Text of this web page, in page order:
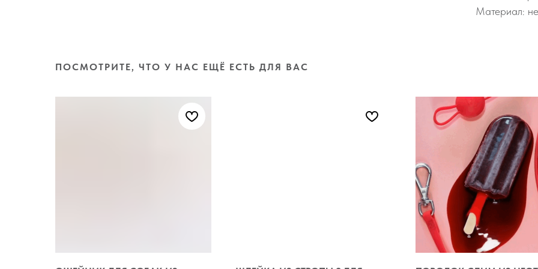
Материал:
ПОСМОТРИТЕ, ЧТО У НАС ЕЩЁ ЕСТЬ ДЛЯ ВАС